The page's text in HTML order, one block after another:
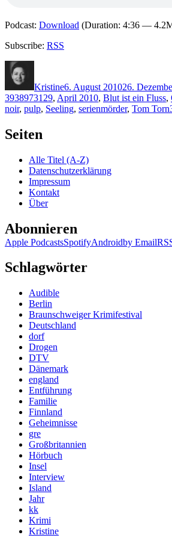
Podcast: Download (Duration: 4:36 —
Subscribe: RSS
Kristine6. August 201026.
3938973129, April 2010, Blut ist ein Fluss,
noir, pulp, Seeling, serienmörder, Tom Torn
Seiten
Alle Titel (A-Z)
Datenschutzerklärung
Impressum
Kontakt
Über
Abonnieren
Apple PodcastsSpotifyAndroidby Email
Schlagwörter
Audible
Berlin
Braunschweiger Krimifestival
Deutschland
dorf
Drogen
DTV
Dänemark
england
Entführung
Familie
Finnland
Geheimnisse
gre
Großbritannien
Hörbuch
Insel
Interview
Island
Jahr
kk
Krimi
Kristine